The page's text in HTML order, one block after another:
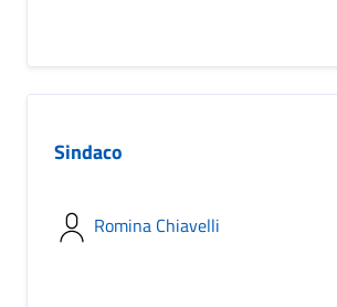
Sindaco
Romina Chiavelli